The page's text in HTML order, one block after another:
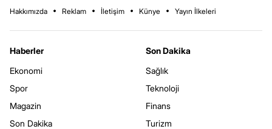
Hakkımızda Reklam İletişim Künye Yayın İlkeleri
Haberler
Ekonomi
Spor
Magazin
Son Dakika
Son Dakika
Sağlık
Teknoloji
Finans
Turizm